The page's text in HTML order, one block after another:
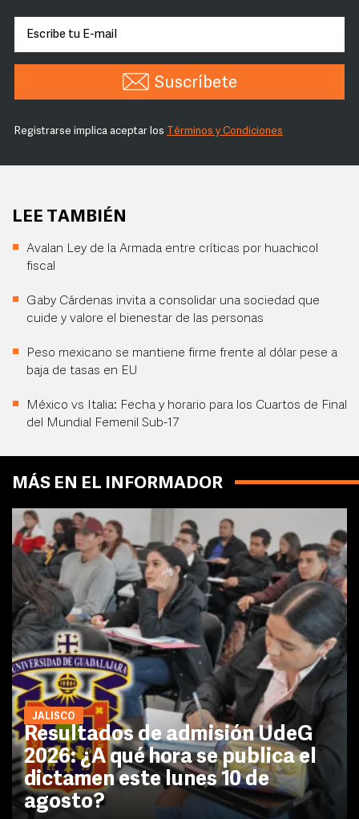
Suscríbete
Registrarse implica aceptar los Términos y Condiciones
LEE TAMBIÉN
Avalan Ley de la Armada entre críticas por huachicol
fiscal
Gaby Cárdenas invita a consolidar una sociedad que
cuide y valore el bienestar de las personas
Peso mexicano se mantiene firme frente al dólar pese a
baja de tasas en EU
México vs Italia: Fecha y horario para los Cuartos de Final
del Mundial Femenil Sub-17
MÁS EN EL INFORMADOR
JALISCO
Resultados de admisión UdeG
2026: ¿A qué hora se publica el
dictamen este lunes 10 de
agosto?